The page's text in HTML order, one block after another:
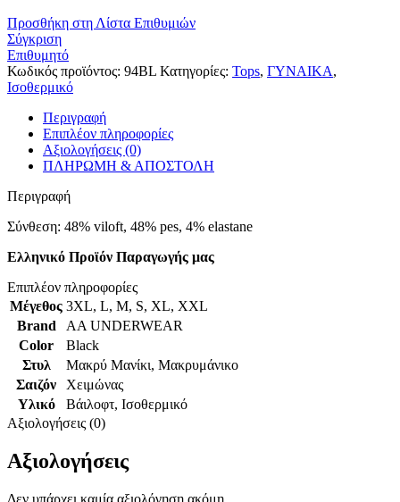
Προσθήκη στη Λίστα Επιθυμιών
Σύγκριση
Επιθυμητό
Κωδικός προϊόντος: 94BL Κατηγορίες: Tops, ΓΥΝΑΙΚΑ,
Ισοθερμικό
Περιγραφή
Επιπλέον πληροφορίες
Αξιολογήσεις (0)
ΠΛΗΡΩΜΗ & ΑΠΟΣΤΟΛΗ
Περιγραφή
Σύνθεση: 48% viloft, 48% pes, 4% elastane
Ελληνικό Προϊόν Παραγωγής μας
Επιπλέον πληροφορίες
Μέγεθος 3XL, L, M, S, XL, XXL
Brand
AA UNDERWEAR
Color
Black
Στυλ
Μακρύ Μανίκι, Μακρυμάνικο
Σαιζόν
Χειμώνας
Υλικό
Βάιλοφτ, Ισοθερμικό
Αξιολογήσεις (0)
Αξιολογήσεις
Δεν υπάρχει καμία αξιολόγηση ακόμη.